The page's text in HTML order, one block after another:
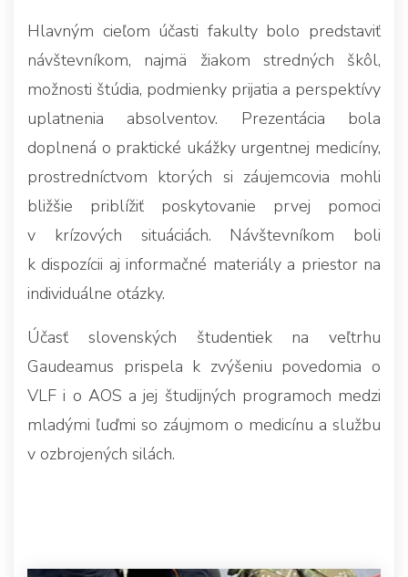
Hlavným cieľom účasti fakulty bolo predstaviť
návštevníkom, najmä žiakom stredných škôl,
možnosti štúdia, podmienky prijatia a perspektívy
uplatnenia absolventov. Prezentácia bola
doplnená o praktické ukážky urgentnej medicíny,
prostredníctvom ktorých si záujemcovia mohli
bližšie priblížiť poskytovanie prvej pomoci
v krízových situáciách. Návštevníkom boli
k dispozícii aj informačné materiály a priestor na
individuálne otázky.
Účasť slovenských študentiek na veľtrhu
Gaudeamus prispela k zvýšeniu povedomia o
VLF i o AOS a jej študijných programoch medzi
mladými ľuďmi so záujmom o medicínu a službu
v ozbrojených silách.